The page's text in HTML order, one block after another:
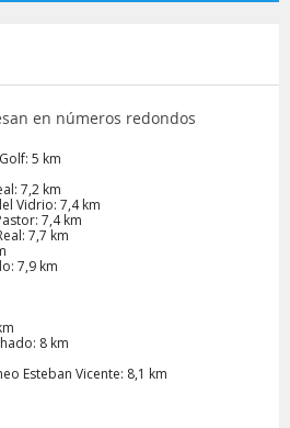
en números redondos
5 km
7,2 km
Vidrio: 7,4 km
7,4 km
7,7 km
7,9 km
8 km
Esteban Vicente: 8,1 km